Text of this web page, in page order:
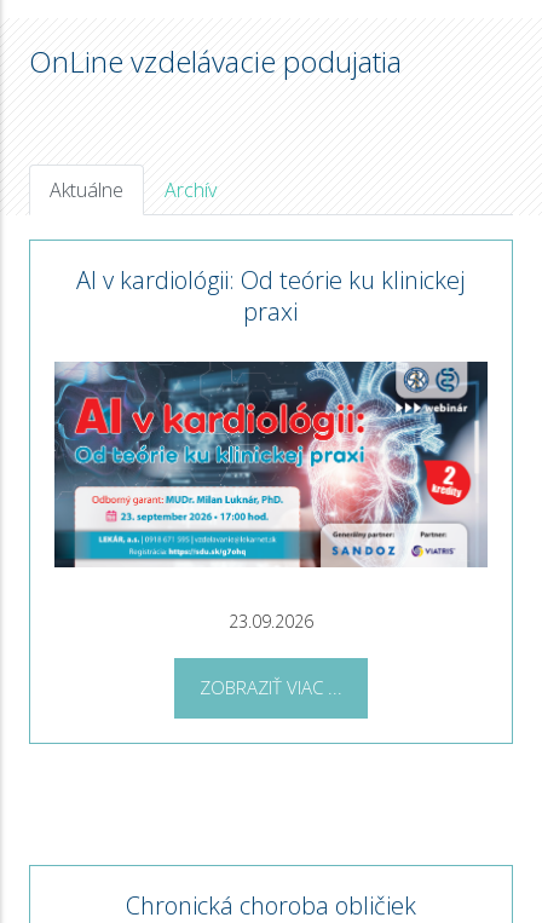
OnLine vzdelávacie podujatia
Aktuálne Archív
AI v kardiológii: Od teórie ku klinickej
praxi
23.09.2026
ZOBRAZIŤ VIAC ...
Chronická choroba obličiek